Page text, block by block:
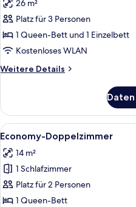
für
Familienzimmer
anzeigen
26 m²
Platz für 3 Personen
1 Queen-Bett und 1 Einzelbett
Kostenloses WLAN
Weitere Details
Weitere
Daten
Alle
Fotos
für
Economy-
Doppelzimmer
anzeigen
5
Economy-Doppelzimmer
14 m²
1 Schlafzimmer
Platz für 2 Personen
1 Queen-Bett